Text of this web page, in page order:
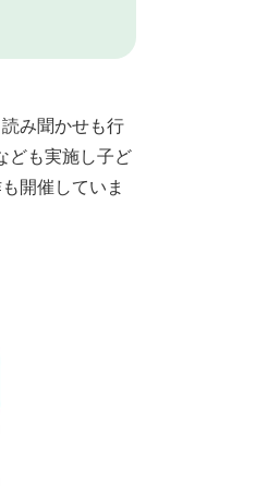
み聞かせも行
ども実施し子ど
開催していま